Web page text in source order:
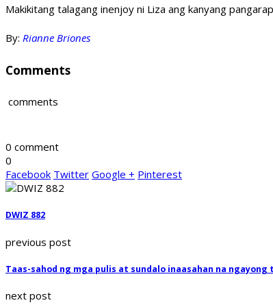
Makikitang talagang inenjoy ni Liza ang kanyang
By: Rianne Briones
Comments
comments
0 comment
0
Facebook Twitter Google + Pinterest
DWIZ 882
previous post
Taas-sahod ng mga pulis at sundalo inaasahan na ngayong
next post